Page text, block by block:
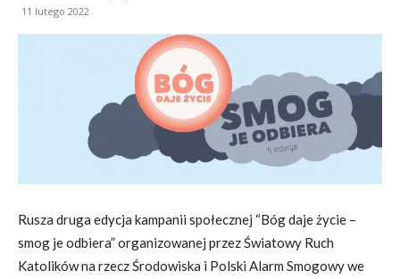
11 lutego 2022
Rusza druga edycja kampanii społecznej “Bóg daje życie –
smog je odbiera” organizowanej przez Światowy Ruch
Katolików na rzecz Środowiska i Polski Alarm Smogowy we